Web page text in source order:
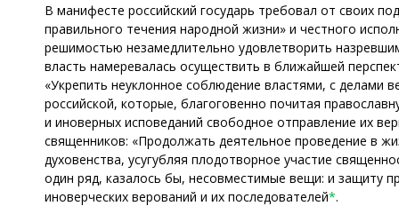
В манифесте российский государь требовал от своих
правильного течения народной жизни» и честного
решимостью незамедлительно удовлетворить
власть намеревалась осуществить в ближайшей
«Укрепить неуклонное соблюдение властями, с делами
российской, которые, благоговенно почитая
и иноверных исповеданий свободное отправление их
священников: «Продолжать деятельное проведение в
духовенства, усугубляя плодотворное участие
один ряд, казалось бы, несовместимые вещи: и защиту
иноверческих верований и их последователей*.